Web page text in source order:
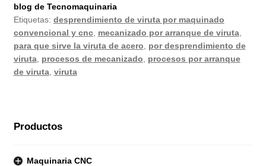
blog de Tecnomaquinaria
Etiquetas: desprendimiento de viruta por maquinado
convencional y cnc, mecanizado por arranque de viruta,
para que sirve la viruta de acero, por desprendimiento de
viruta, procesos de mecanizado, procesos por arranque
de viruta, viruta
Productos
Maquinaria CNC